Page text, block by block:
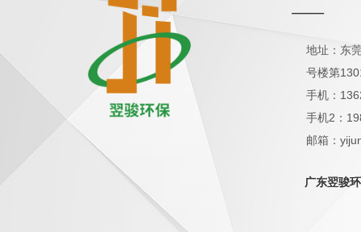
——
地址：东
号楼第
手机：
手机2：
邮箱：
广东翌骏